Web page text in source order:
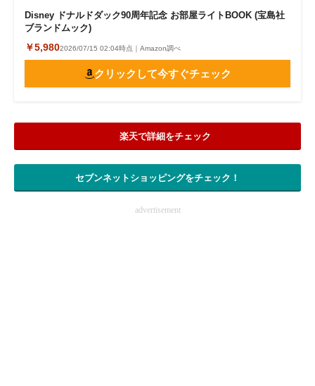
Disney ドナルドダック90周年記念 お部屋ライトBOOK (宝島社
ブランドムック)
￥5,9802026/07/15 02:04時点｜Amazon調べ
クリックして今すぐチェック
楽天で詳細をチェック
セブンネットショッピングをチェック！
advertisement